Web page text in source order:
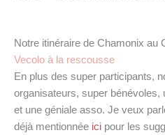
Notre itinéraire de Chamonix au
Vecolo à la rescousse
En plus des super participants,
organisateurs, super bénévoles,
et une géniale asso. Je veux
déjà mentionnée ici pour les